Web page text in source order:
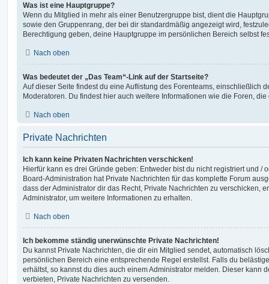
Was ist eine Hauptgruppe?
Wenn du Mitglied in mehr als einer Benutzergruppe bist, dient die
sowie den Gruppenrang, der bei dir standardmäßig angezeigt wird,
Berechtigung geben, deine Hauptgruppe im persönlichen Bereich selbst
Nach oben
Was bedeutet der „Das Team“-Link auf der Startseite?
Auf dieser Seite findest du eine Auflistung des Forenteams, einschließlich
Moderatoren. Du findest hier auch weitere Informationen wie die Foren,
Nach oben
Private Nachrichten
Ich kann keine Privaten Nachrichten verschicken!
Hierfür kann es drei Gründe geben: Entweder bist du nicht registriert und /
Board-Administration hat Private Nachrichten für das komplette Forum
dass der Administrator dir das Recht, Private Nachrichten zu verschicken,
Administrator, um weitere Informationen zu erhalten.
Nach oben
Ich bekomme ständig unerwünschte Private Nachrichten!
Du kannst Private Nachrichten, die dir ein Mitglied sendet, automatisch
persönlichen Bereich eine entsprechende Regel erstellst. Falls du
erhältst, so kannst du dies auch einem Administrator melden. Dieser kann
verbieten, Private Nachrichten zu versenden.